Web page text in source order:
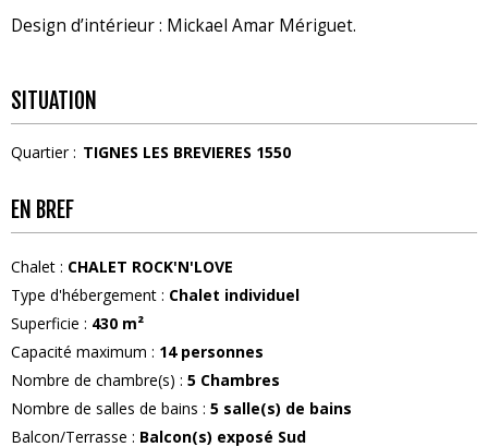
Design d’intérieur : Mickael Amar Mériguet.
SITUATION
Quartier : TIGNES LES BREVIERES 1550
EN BREF
Chalet : CHALET ROCK'N'LOVE
Type d'hébergement : Chalet individuel
Superficie : 430 m²
Capacité maximum : 14 personnes
Nombre de chambre(s) : 5 Chambres
Nombre de salles de bains : 5 salle(s) de bains
Balcon/Terrasse : Balcon(s) exposé Sud